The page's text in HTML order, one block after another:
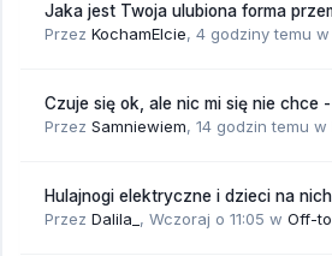
Jaka jest Twoja ulubiona forma
Przez KochamElcie, 4 godziny temu w
Czuje się ok, ale nic mi się nie chce
Przez Samniewiem, 14 godzin temu w
Hulajnogi elektryczne i dzieci na nich
Przez Dalila_ , Wczoraj o 11:05 w Off-